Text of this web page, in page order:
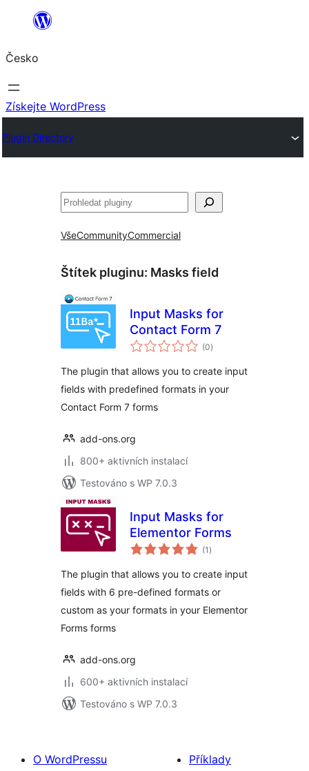
Přeskočit
obsah
Česko
Získejte WordPress
Plugin Directory
Hledat
VšeCommunityCommercial
Štítek pluginu: Masks field
Input Masks for
Contact Form 7
(0celkové
hodnocení
)
The plugin that allows you to create input
fields with predefined formats in your
Contact Form 7 forms
add-ons.org
800+ aktivních instalací
Testováno s WP 7.0.3
Input Masks for
Elementor Forms
(1 celkové
hodnocení
)
The plugin that allows you to create input
fields with 6 pre-defined formats or
custom as your formats in your Elementor
Forms forms
add-ons.org
600+ aktivních instalací
Testováno s WP 7.0.3
O WordPressu
Příklady